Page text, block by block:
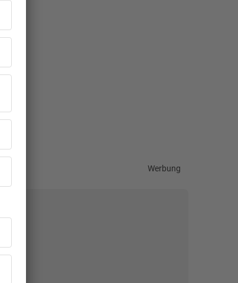
Werbung